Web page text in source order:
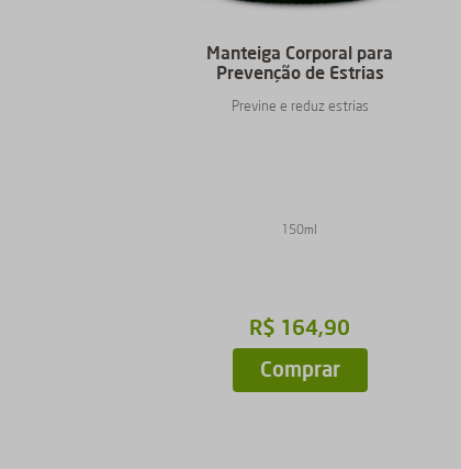
Manteiga Corporal para
Prevenção de Estrias
Previne e reduz estrias
150ml
R$ 164,90
Comprar